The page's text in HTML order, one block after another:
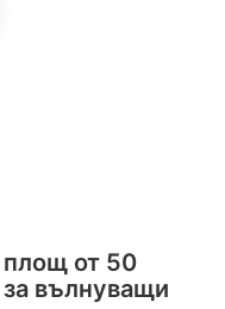
площ от 50
вълнуващи